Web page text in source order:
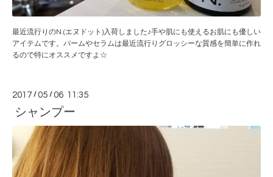
最近流行りのN.(エヌドット)入荷しました♪手や肌にも使えるお肌にも優しい
アイテムです。バームやセラムは最近流行りグロッシーな質感を簡単に作れ
るので特にオススメですよ☆
2017 /05 /06 11:35
シャンプー